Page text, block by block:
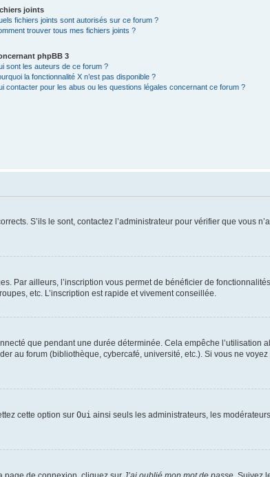
joints
fichiers joints sont autorisés sur ce forum ?
trouver tous mes fichiers joints ?
phpBB 3
sont les auteurs de ce forum ?
la fonctionnalité X n’est pas disponible ?
contacter pour les abus ou les questions légales concernant ce forum ?
S’ils le sont, contactez l’administrateur pour vérifier que vous
Par ailleurs, l’inscription vous permet de bénéficier de
etc. L’inscription est rapide et vivement conseillée.
que pendant une durée déterminée. Cela empêche l’utilisation
au forum (bibliothèque, cybercafé, université, etc.). Si vous ne
cette option sur Oui ainsi seuls les administrateurs, les